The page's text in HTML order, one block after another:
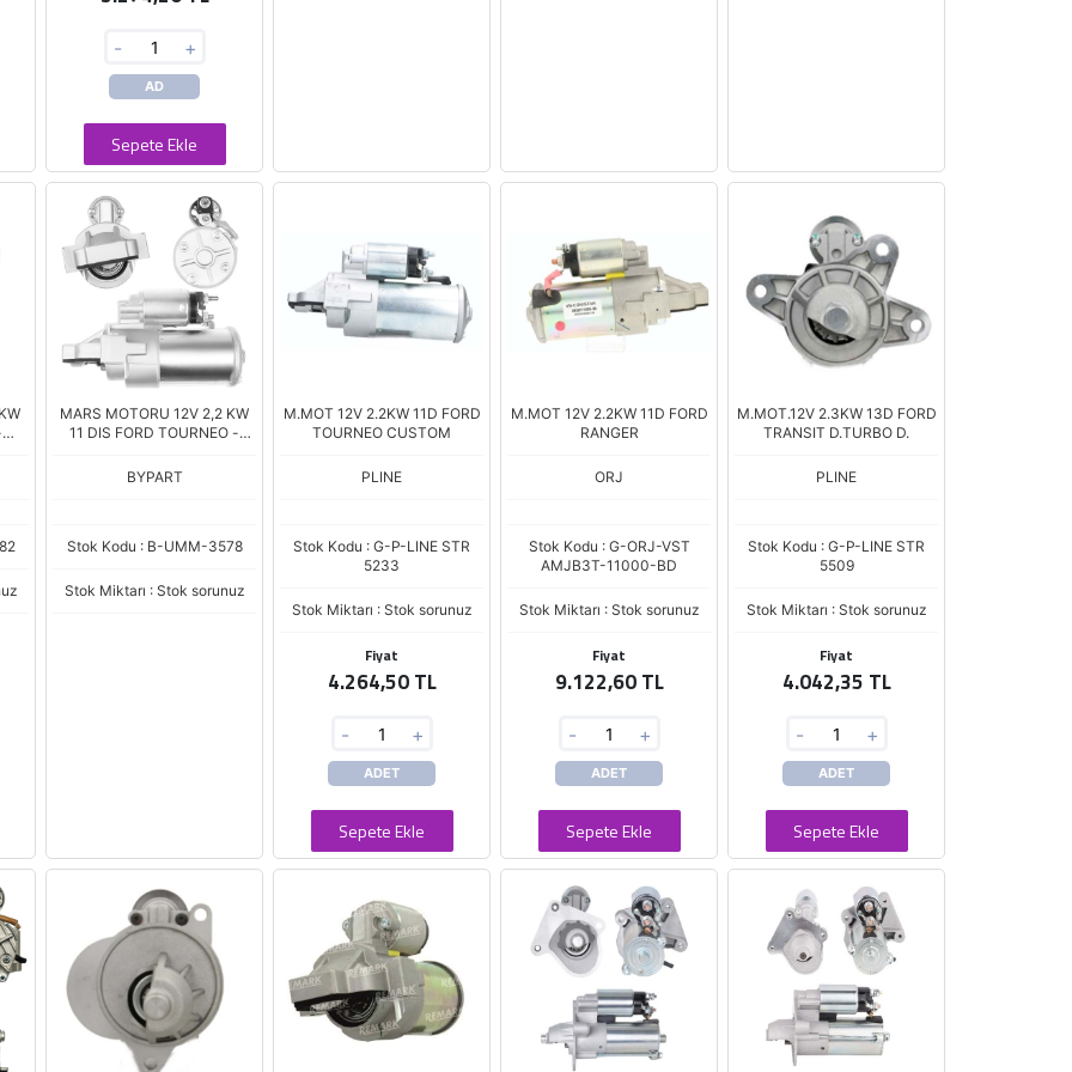
- +
AD
Sepete Ekle
MARS MOTORU 12V 2,2 KW
11 DIS FORD TOURNEO -
(GK2T-11000DA)
BYPART
Stok Kodu : B-UMM-3578
Stok Miktarı : Stok sorunuz
M.MOT 12V 2.2KW 11D FORD
TOURNEO CUSTOM
PLINE
Stok Kodu : G-P-LINE STR
5233
Stok Miktarı : Stok sorunuz
Fiyat
4.264,50 TL
- +
ADET
Sepete Ekle
M.MOT 12V 2.2KW 11D FORD
RANGER
ORJ
Stok Kodu : G-ORJ-VST
AMJB3T-11000-BD
Stok Miktarı : Stok sorunuz
Fiyat
9.122,60 TL
- +
ADET
Sepete Ekle
M.MOT.12V 2.3KW 13D FORD
TRANSIT D.TURBO D.
PLINE
Stok Kodu : G-P-LINE STR
5509
Stok Miktarı : Stok sorunuz
Fiyat
4.042,35 TL
- +
ADET
Sepete Ekle